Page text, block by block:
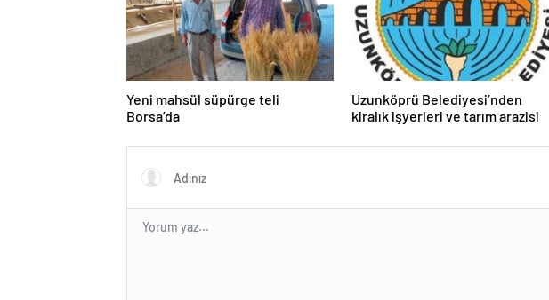
Yeni mahsül süpürge teli
Borsa’da
Uzunköprü Belediyesi’nden
kiralık işyerleri ve tarım arazisi